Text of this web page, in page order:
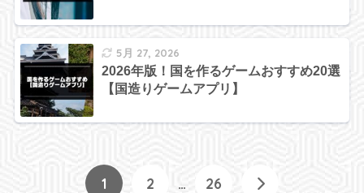
5月 27, 2026
2026年版！国を作るゲームおすすめ20選
【国造りゲームアプリ】
1 2 … 26